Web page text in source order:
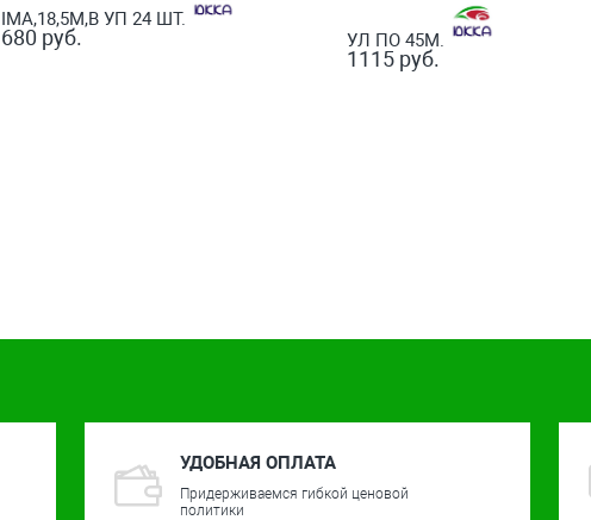
IMA,18,5М,В УП 24 ШТ.
680 руб. УЛ ПО 45М.
1115 руб.
УДОБНАЯ ОПЛАТА
Придерживаемся гибкой ценовой
политики